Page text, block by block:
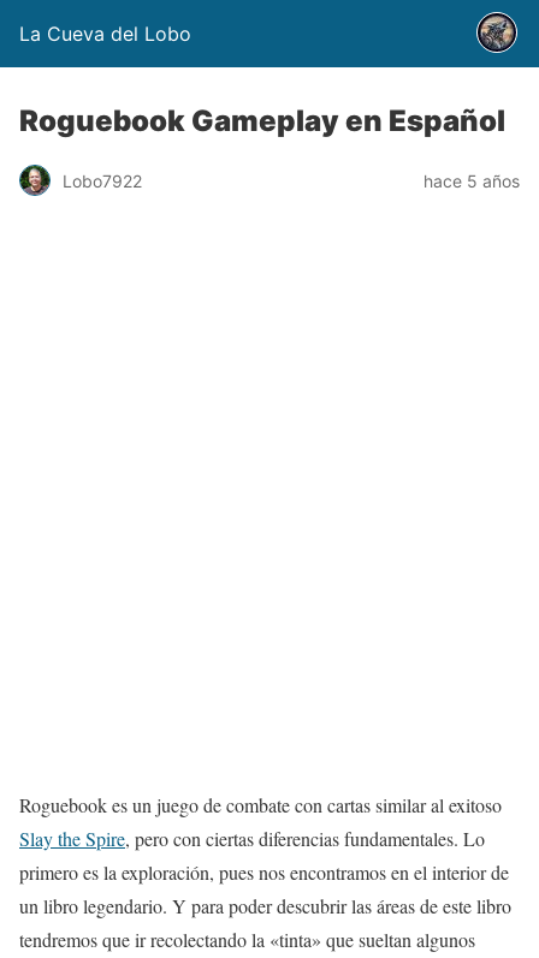
La Cueva del Lobo
Roguebook Gameplay en Español
Lobo7922 hace 5 años
Roguebook es un juego de combate con cartas similar al exitoso
Slay the Spire, pero con ciertas diferencias fundamentales. Lo
primero es la exploración, pues nos encontramos en el interior de
un libro legendario. Y para poder descubrir las áreas de este libro
tendremos que ir recolectando la «tinta» que sueltan algunos